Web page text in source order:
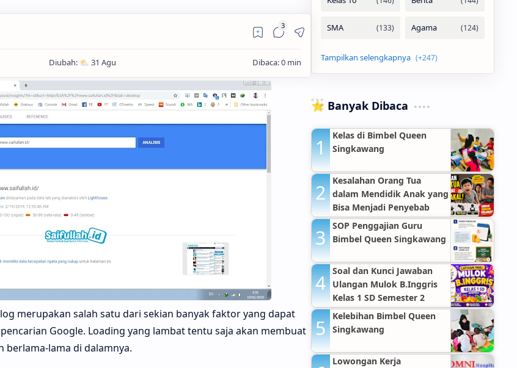
merupakan salah satu dari sekian banyak faktor yang dapat
Google. Loading yang lambat tentu saja akan membuat
lama di dalamnya.
⭐ Banyak Dibaca
Kelas di Bimbel Queen
Singkawang
Kesalahan Orang Tua
dalam Mendidik Anak yang
Bisa Menjadi Penyebab
Anak Nakal
SOP Penggajian Guru
Bimbel Queen Singkawang
Soal dan Kunci Jawaban
Ulangan Mulok B.Inggris
Kelas 1 SD Semester 2
Kelebihan Bimbel Queen
Singkawang
Lowongan Kerja